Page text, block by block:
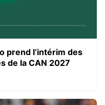
prend l’intérim des
de la CAN 2027